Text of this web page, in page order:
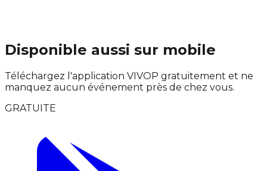
Disponible aussi sur mobile
Téléchargez l'application VIVOP gratuitement et ne
manquez aucun événement près de chez vous.
GRATUITE